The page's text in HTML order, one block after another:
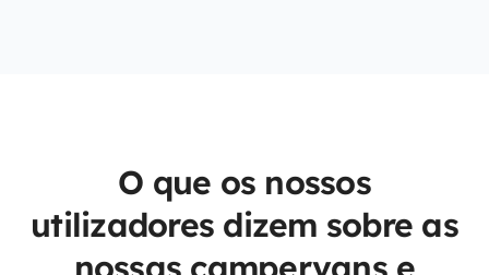
O que os nossos
utilizadores dizem sobre as